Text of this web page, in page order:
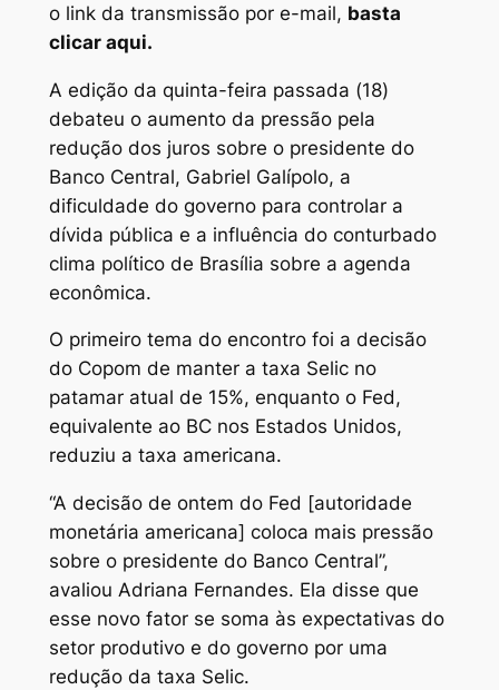
o link da transmissão por e-mail, basta
clicar aqui.
A edição da quinta-feira passada (18)
debateu o aumento da pressão pela
redução dos juros sobre o presidente do
Banco Central, Gabriel Galípolo, a
dificuldade do governo para controlar a
dívida pública e a influência do conturbado
clima político de Brasília sobre a agenda
econômica.
O primeiro tema do encontro foi a decisão
do Copom de manter a taxa Selic no
patamar atual de 15%, enquanto o Fed,
equivalente ao BC nos Estados Unidos,
reduziu a taxa americana.
“A decisão de ontem do Fed [autoridade
monetária americana] coloca mais pressão
sobre o presidente do Banco Central”,
avaliou Adriana Fernandes. Ela disse que
esse novo fator se soma às expectativas do
setor produtivo e do governo por uma
redução da taxa Selic.